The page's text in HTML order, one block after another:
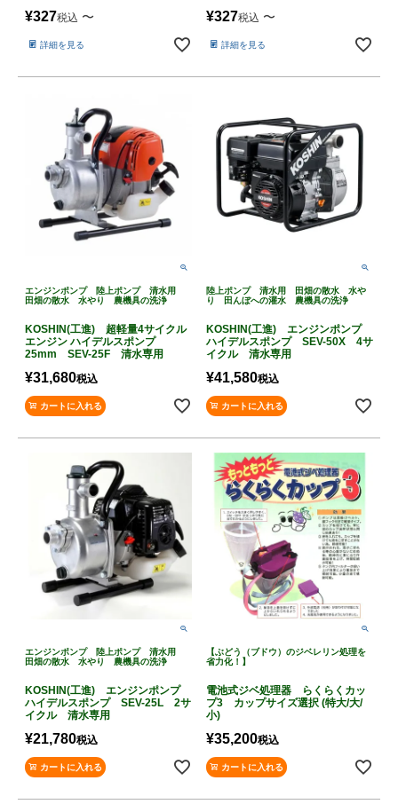
¥327税込 〜
詳細を見る
¥327税込 〜
詳細を見る
エンジンポンプ 陸上ポンプ 清水用
田畑の散水 水やり 農機具の洗浄
KOSHIN(工進) 超軽量4サイクル
エンジン ハイデルスポンプ
25mm SEV-25F 清水専用
¥31,680税込
カートに入れる
陸上ポンプ 清水用 田畑の散水 水や
り 田んぼへの灌水 農機具の洗浄
KOSHIN(工進) エンジンポンプ
ハイデルスポンプ SEV-50X 4サ
イクル 清水専用
¥41,580税込
カートに入れる
エンジンポンプ 陸上ポンプ 清水用
田畑の散水 水やり 農機具の洗浄
KOSHIN(工進) エンジンポンプ
ハイデルスポンプ SEV-25L 2サ
イクル 清水専用
¥21,780税込
カートに入れる
【ぶどう（ブドウ）のジベレリン処理を
省力化！】
電池式ジベ処理器 らくらくカッ
プ3 カップサイズ選択 (特大/大/
小)
¥35,200税込
カートに入れる